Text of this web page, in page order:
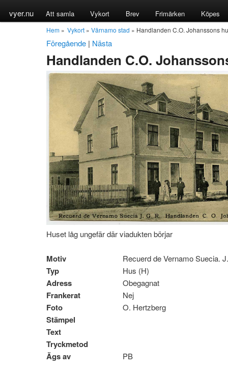
vyer.nu Att samla Vykort Brev Frimärken Köpes
Hem » Vykort » Värnamo stad » Handlanden C.O. Johanssons
Föregående | Nästa
Handlanden C.O.
Huset låg ungefär där viadukten börjar
Motiv Recuerd de Vernamo Suecia.
Typ Hus (H)
Adress Obegagnat
Frankerat Nej
Foto O. Hertzberg
Stämpel
Text
Tryckmetod
Ägs av
PB